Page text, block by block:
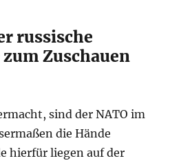
russische
Zuschauen
sind der NATO im
die Hände
hierfür liegen auf der